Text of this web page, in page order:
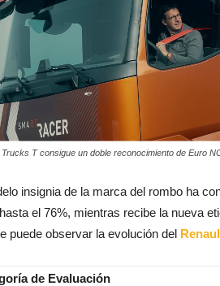
Trucks T consigue un doble reconocimiento de Euro
insignia de la marca del rombo ha
el 76%, mientras recibe la nueva
puede observar la evolución del
de Evaluación